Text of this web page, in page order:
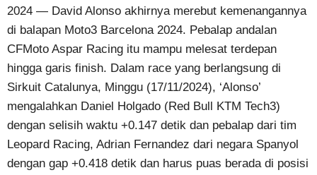
2024 — David Alonso akhirnya merebut kemenangannya
di balapan Moto3 Barcelona 2024. Pebalap andalan
CFMoto Aspar Racing itu mampu melesat terdepan
hingga garis finish. Dalam race yang berlangsung di
Sirkuit Catalunya, Minggu (17/11/2024), ‘Alonso’
mengalahkan Daniel Holgado (Red Bull KTM Tech3)
dengan selisih waktu +0.147 detik dan pebalap dari tim
Leopard Racing, Adrian Fernandez dari negara Spanyol
dengan gap +0.418 detik dan harus puas berada di posisi